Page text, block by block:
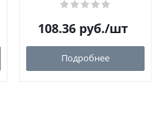
108.36 руб./шт
Подробнее